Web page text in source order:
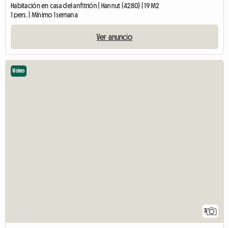
Habitación en casa del anfitrión | Hannut (4280) | 19 M2
1 pers. | Mínimo 1 semana
Ver anuncio
3
Video